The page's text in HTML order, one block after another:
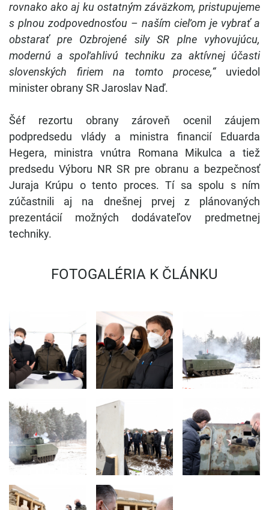
rovnako ako aj ku ostatným záväzkom, pristupujeme
s plnou zodpovednosťou – naším cieľom je vybrať a
obstarať pre Ozbrojené sily SR plne vyhovujúcu,
modernú a spoľahlivú techniku za aktívnej účasti
slovenských firiem na tomto procese,“uviedol
minister obrany SR Jaroslav Naď.
Šéf rezortu obrany zároveň ocenil záujem
podpredsedu vlády a ministra financií Eduarda
Hegera, ministra vnútra Romana Mikulca a tiež
predsedu Výboru NR SR pre obranu a bezpečnosť
Juraja Krúpu o tento proces. Tí sa spolu s ním
zúčastnili aj na dnešnej prvej z plánovaných
prezentácií možných dodávateľov predmetnej
techniky.
FOTOGALÉRIA K ČLÁNKU